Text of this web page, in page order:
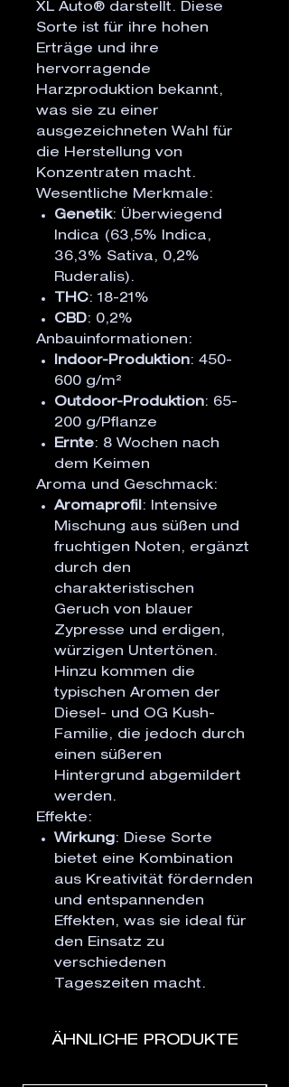
XL Auto® darstellt. Diese
Sorte ist für ihre hohen
Erträge und ihre
hervorragende
Harzproduktion bekannt,
was sie zu einer
ausgezeichneten Wahl für
die Herstellung von
Konzentraten macht.
Wesentliche Merkmale:
Genetik: Überwiegend
Indica (63,5% Indica,
36,3% Sativa, 0,2%
Ruderalis).
THC: 18-21%
CBD: 0,2%
Anbauinformationen:
Indoor-Produktion: 450-
600 g/m²
Outdoor-Produktion: 65-
200 g/Pflanze
Ernte: 8 Wochen nach
dem Keimen
Aroma und Geschmack:
Aromaprofil: Intensive
Mischung aus süßen und
fruchtigen Noten, ergänzt
durch den
charakteristischen
Geruch von blauer
Zypresse und erdigen,
würzigen Untertönen.
Hinzu kommen die
typischen Aromen der
Diesel- und OG Kush-
Familie, die jedoch durch
einen süßeren
Hintergrund abgemildert
werden.
Effekte:
Wirkung: Diese Sorte
bietet eine Kombination
aus Kreativität fördernden
und entspannenden
Effekten, was sie ideal für
den Einsatz zu
verschiedenen
Tageszeiten macht.
ÄHNLICHE PRODUKTE